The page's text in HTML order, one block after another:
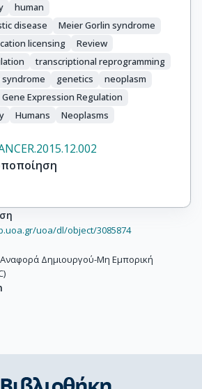
human
disease
Meier Gorlin syndrome
licensing
Review
transcriptional reprogramming
syndrome
genetics
neoplasm
Gene Expression Regulation
Humans Neoplasms
uoa/dl/object/3085874
Δημιουργού-Μη Εμπορική